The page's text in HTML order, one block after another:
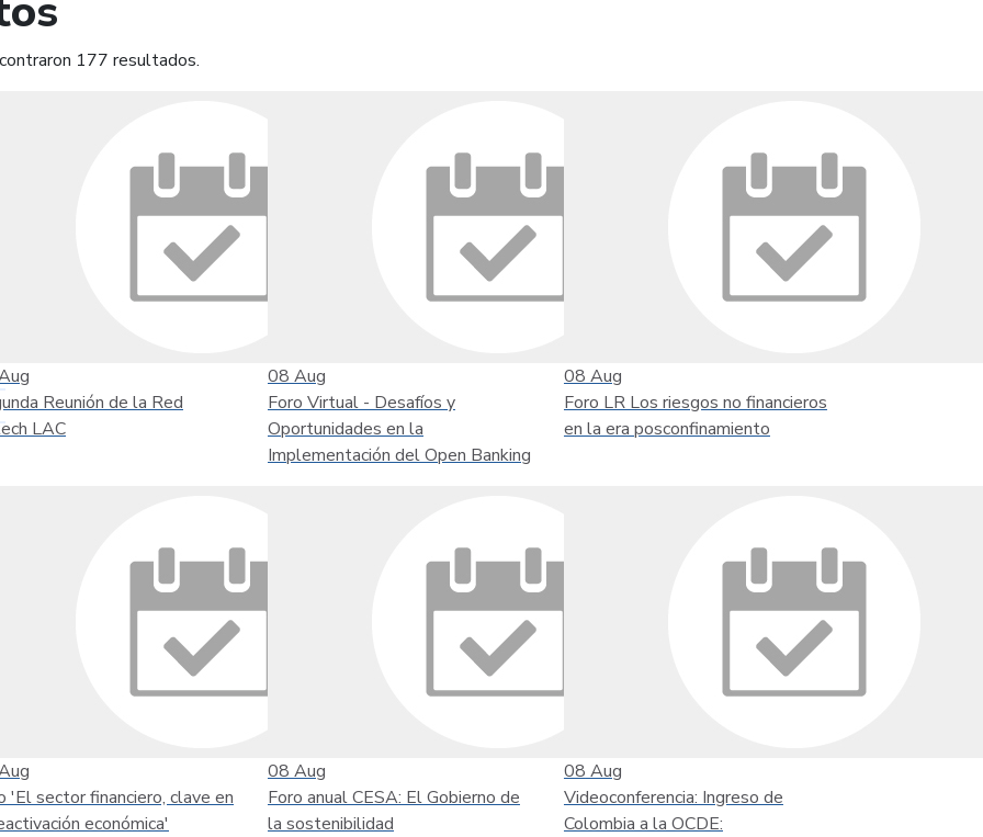
177 resultados.
Reunión de la Red
LAC
08 Aug
Foro Virtual - Desafíos y
Oportunidades en la
Implementación del Open Banking
08 Aug
Foro LR Los riesgos no financieros
en la era posconfinamiento
'El sector financiero, clave en
económica'
08 Aug
Foro anual CESA: El Gobierno de
la sostenibilidad
08 Aug
Videoconferencia: Ingreso de
Colombia a la OCDE: